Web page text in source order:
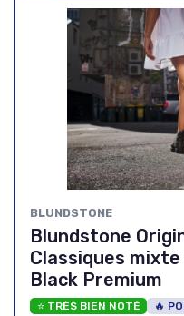
BLUNDSTONE
Blundstone
Classiques
Black Premium
⭐ TRÈS BIEN NOTÉ 🔥